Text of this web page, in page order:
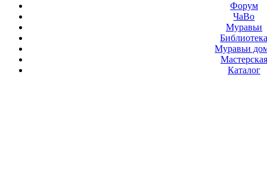
Форум
ЧаВо
Муравьи
Муравьи
Мастерская
Каталог